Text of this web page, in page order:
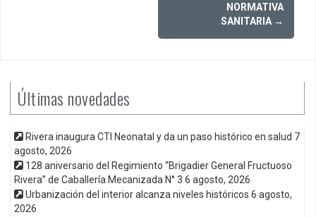
NORMATIVA
SANITARIA →
Últimas novedades
Rivera inaugura CTI Neonatal y da un paso histórico en salud 7
agosto, 2026
128 aniversario del Regimiento “Brigadier General Fructuoso
Rivera” de Caballería Mecanizada N° 3 6 agosto, 2026
Urbanización del interior alcanza niveles históricos 6 agosto,
2026